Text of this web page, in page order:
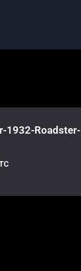
1932-Roadster-